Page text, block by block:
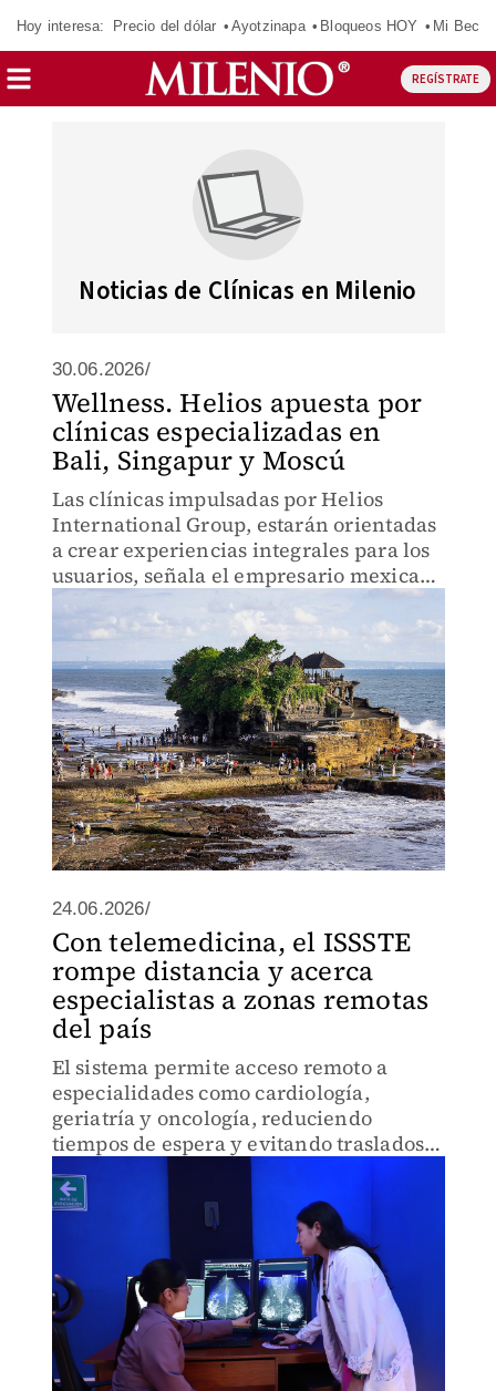
Hoy interesa: Precio del dólar Ayotzinapa Bloqueos HOY Mi Beca
REGÍSTRATE
Noticias de Clínicas en Milenio
30.06.2026/
Wellness. Helios apuesta por
clínicas especializadas en
Bali, Singapur y Moscú
Las clínicas impulsadas por Helios
International Group, estarán orientadas
a crear experiencias integrales para los
usuarios, señala el empresario mexicano
Eduardo Natividad Maqueda.
24.06.2026/
Con telemedicina, el ISSSTE
rompe distancia y acerca
especialistas a zonas remotas
del país
El sistema permite acceso remoto a
especialidades como cardiología,
geriatría y oncología, reduciendo
tiempos de espera y evitando traslados
largos.